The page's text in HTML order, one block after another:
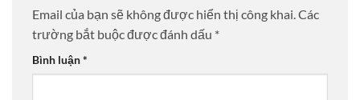
Email của bạn sẽ không được hiển thị công khai. Các
trường bắt buộc được đánh dấu *
Bình luận*